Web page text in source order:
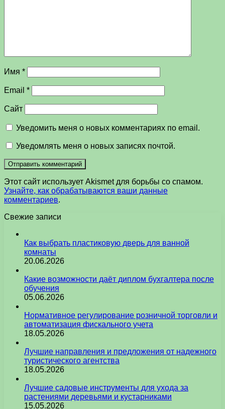
Имя *
Email *
Сайт
Уведомить меня о новых комментариях по email.
Уведомлять меня о новых записях почтой.
Этот сайт использует Akismet для борьбы со спамом.
Узнайте, как обрабатываются ваши данные
комментариев.
Свежие записи
Как выбрать пластиковую дверь для ванной
комнаты
20.06.2026
Какие возможности даёт диплом бухгалтера после
обучения
05.06.2026
Нормативное регулирование розничной торговли и
автоматизация фискального учета
18.05.2026
Лучшие направления и предложения от надежного
туристического агентства
18.05.2026
Лучшие садовые инструменты для ухода за
растениями деревьями и кустарниками
15.05.2026